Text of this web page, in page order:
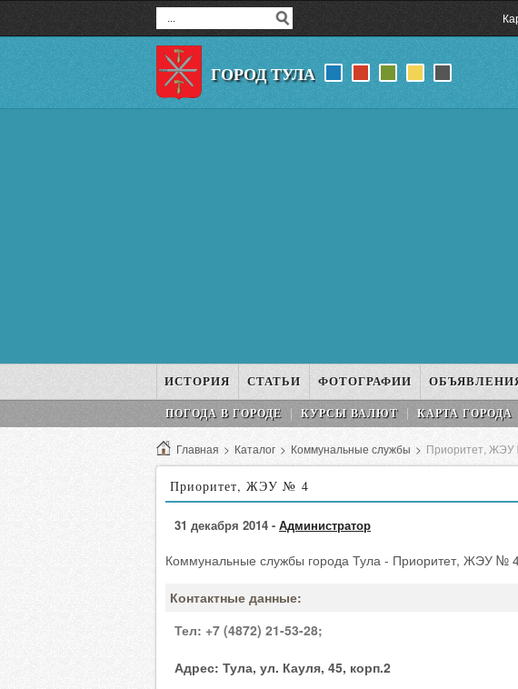
ГОРОД ТУЛА
ИСТОРИЯ СТАТЬИ ФОТОГРАФИИ
ПОГОДА В ГОРОДЕ КУРСЫ ВАЛЮТ КАРТА ГОРОДА
Главная > Каталог > Коммунальные службы > Приоритет,
Приоритет, ЖЭУ № 4
31 декабря 2014 - Администратор
Коммунальные службы города Тула - Приоритет, ЖЭУ №
Контактные данные:
Тел: +7 (4872) 21-53-28;
Адрес: Тула, ул. Кауля, 45, корп.2